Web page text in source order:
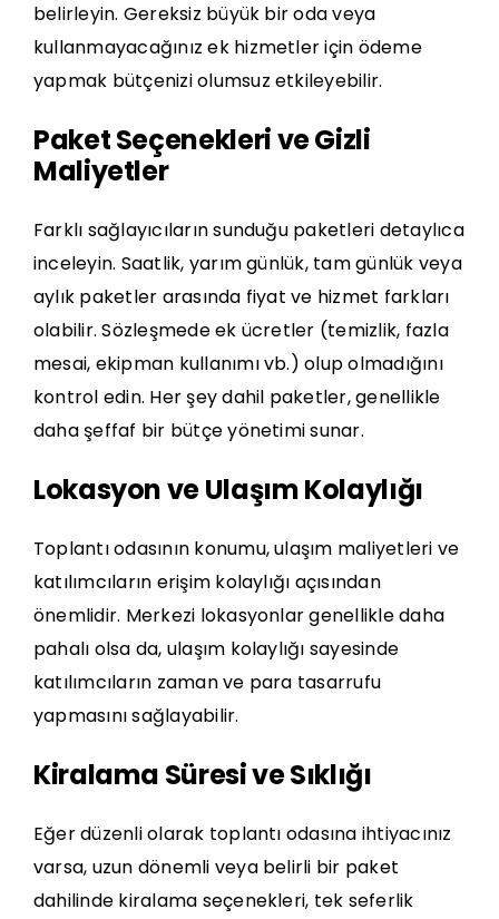
belirleyin. Gereksiz büyük bir oda veya
kullanmayacağınız ek hizmetler için ödeme
yapmak bütçenizi olumsuz etkileyebilir.
Paket Seçenekleri ve Gizli
Maliyetler
Farklı sağlayıcıların sunduğu paketleri detaylıca
inceleyin. Saatlik, yarım günlük, tam günlük veya
aylık paketler arasında fiyat ve hizmet farkları
olabilir. Sözleşmede ek ücretler (temizlik, fazla
mesai, ekipman kullanımı vb.) olup olmadığını
kontrol edin. Her şey dahil paketler, genellikle
daha şeffaf bir bütçe yönetimi sunar.
Lokasyon ve Ulaşım Kolaylığı
Toplantı odasının konumu, ulaşım maliyetleri ve
katılımcıların erişim kolaylığı açısından
önemlidir. Merkezi lokasyonlar genellikle daha
pahalı olsa da, ulaşım kolaylığı sayesinde
katılımcıların zaman ve para tasarrufu
yapmasını sağlayabilir.
Kiralama Süresi ve Sıklığı
Eğer düzenli olarak toplantı odasına ihtiyacınız
varsa, uzun dönemli veya belirli bir paket
dahilinde kiralama seçenekleri, tek seferlik